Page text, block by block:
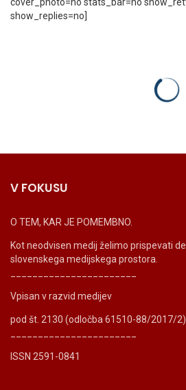
cover_photo=no stats_bar=no
show_replies=no]
V FOKUSU
O TEM, KAR JE POMEMBNO.
Kot neodvisen medij želimo prispevati
slovenskega medijskega prostora.
Vpisan v razvid medijev
pod št. 2130 (odločba 61510-88/2017/
ISSN 2591-0841